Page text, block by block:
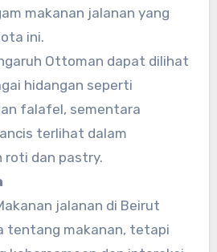
makanan jalanan yang
ini.
Ottoman dapat dilihat
hidangan seperti
falafel, sementara
terlihat dalam
roti dan pastry.
jalanan di Beirut
tentang makanan, tetapi